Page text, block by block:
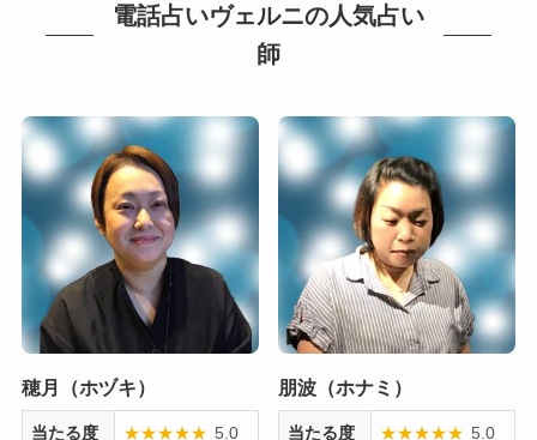
電話占いヴェルニの人気占い
師
穂月（ホヅキ）
当たる度 ★★★★★ 5.0
朋波（ホナミ）
当たる度 ★★★★★ 5.0